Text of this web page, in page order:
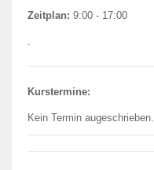
Zeitplan: 9:00 - 17:00
.
Kurstermine:
Kein Termin augeschrieben.